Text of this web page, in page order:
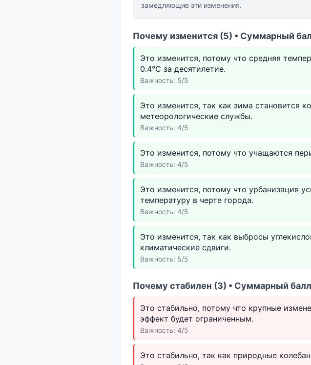
замедляющие эти изменения.
Почему изменится (5) • Суммарный
Это изменится, потому что средняя
0.4°C за десятилетие.
Важность: 5/5
Это изменится, так как зима становится
метеорологические службы.
Важность: 4/5
Это изменится, потому что учащаются
Важность: 4/5
Это изменится, потому что урбанизация
температуру в черте города.
Важность: 4/5
Это изменится, так как выбросы
климатические сдвиги.
Важность: 5/5
Почему стабилен (3) • Суммарный
Это стабильно, потому что крупные
эффект будет ограниченным.
Важность: 4/5
Это стабильно, так как природные